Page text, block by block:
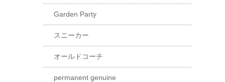
Garden Party
スニーカー
オールドコーチ
permanent genuine